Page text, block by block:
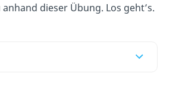
dieser Übung. Los geht’s.